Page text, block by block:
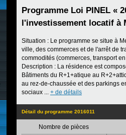
Programme Loi PINEL «
l'investissement locatif à
Situation : Le programme se situe à
ville, des commerces et de l'arrêt de
commodités (commerces, transport
Description : La résidence est
Bâtiments du R+1+atique au
au rez-de-chaussée et des parkings
sociaux ... + de détails
Détail du programme 2016011
Nombre de pièces